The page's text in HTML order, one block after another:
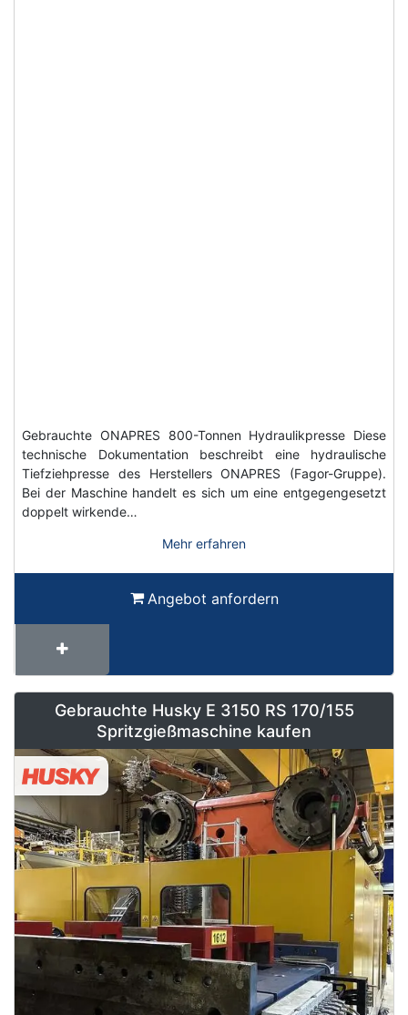
Gebrauchte ONAPRES 800-Tonnen Hydraulikpresse Diese
technische Dokumentation beschreibt eine hydraulische
Tiefziehpresse des Herstellers ONAPRES (Fagor-Gruppe).
Bei der Maschine handelt es sich um eine entgegengesetzt
doppelt wirkende…
Mehr erfahren
Angebot anfordern
Gebrauchte Husky E 3150 RS 170/155
Spritzgießmaschine kaufen